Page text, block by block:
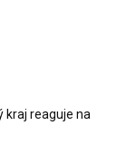
kraj reaguje na